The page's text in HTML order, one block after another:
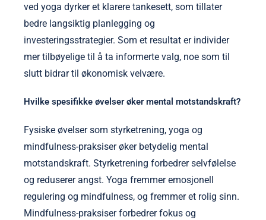
ved yoga dyrker et klarere tankesett, som tillater
bedre langsiktig planlegging og
investeringsstrategier. Som et resultat er individer
mer tilbøyelige til å ta informerte valg, noe som til
slutt bidrar til økonomisk velvære.
Hvilke spesifikke øvelser øker mental motstandskraft?
Fysiske øvelser som styrketrening, yoga og
mindfulness-praksiser øker betydelig mental
motstandskraft. Styrketrening forbedrer selvfølelse
og reduserer angst. Yoga fremmer emosjonell
regulering og mindfulness, og fremmer et rolig sinn.
Mindfulness-praksiser forbedrer fokus og